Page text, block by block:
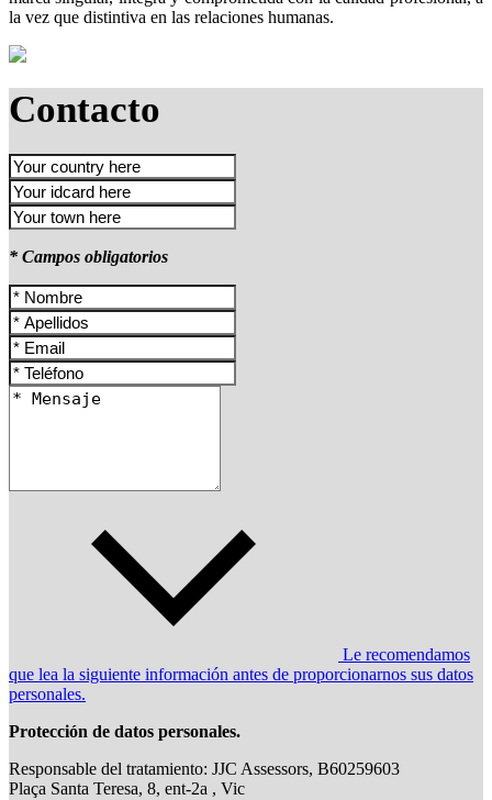
la vez que distintiva en las relaciones humanas.
Contacto
* Campos obligatorios
Le recomendamos
que lea la siguiente información antes de proporcionarnos sus datos
personales.
Protección de datos personales.
Responsable del tratamiento: JJC Assessors, B60259603
Plaça Santa Teresa, 8, ent-2a , Vic